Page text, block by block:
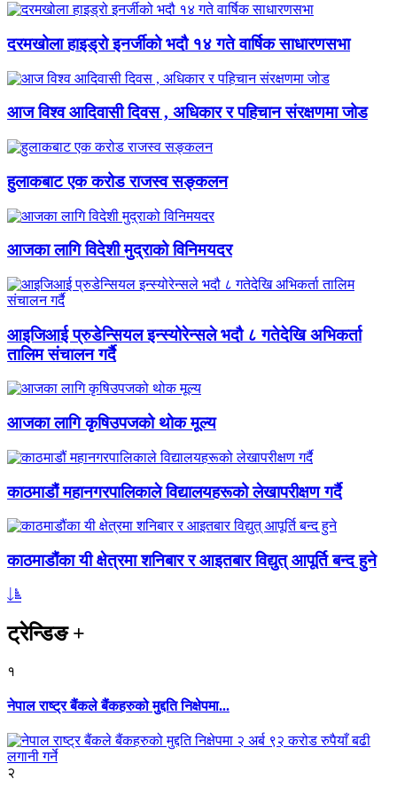
दरमखोला हाइड्रो इनर्जीको भदौ १४ गते वार्षिक साधारणसभा
आज विश्व आदिवासी दिवस , अधिकार र पहिचान संरक्षणमा जोड
हुलाकबाट एक करोड राजस्व सङ्कलन
आजका लागि विदेशी मुद्राको विनिमयदर
आइजिआई प्रुडेन्सियल इन्स्योरेन्सले भदौ ८ गतेदेखि अभिकर्ता
तालिम संचालन गर्दै
आजका लागि कृषिउपजको थोक मूल्य
काठमाडौं महानगरपालिकाले विद्यालयहरूको लेखापरीक्षण गर्दै
काठमाडौंका यी क्षेत्रमा शनिबार र आइतबार विद्युत् आपूर्ति बन्द हुने
ट्रेन्डिङ+
१
नेपाल राष्ट्र बैंकले बैंकहरुको मुद्दति निक्षेपमा...
२